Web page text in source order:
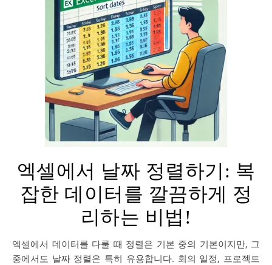
엑셀에서 날짜 정렬하기: 복
잡한 데이터를 깔끔하게 정
리하는 비법!
엑셀에서 데이터를 다룰 때 정렬은 기본 중의 기본이지만, 그
중에서도 날짜 정렬은 특히 유용합니다. 회의 일정, 프로젝트